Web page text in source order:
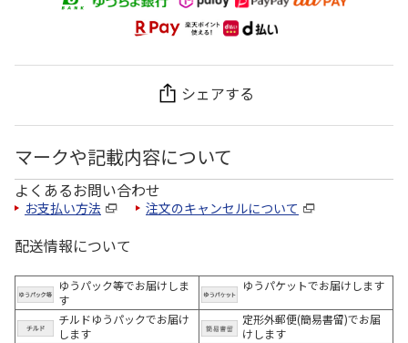
シェアする
マークや記載内容について
よくあるお問い合わせ
お支払い方法 注文のキャンセルについて
配送情報について
ゆうパック等でお届けしま
す
ゆうパケットでお届けします
チルドゆうパックでお届け
します
定形外郵便(簡易書留)でお届
けします